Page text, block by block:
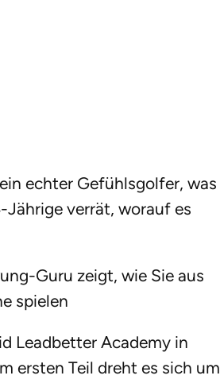
echter Gefühlsgolfer, was
Jährige verrät, worauf es
Guru zeigt, wie Sie aus
spielen
Leadbetter Academy in
ersten Teil dreht es sich um